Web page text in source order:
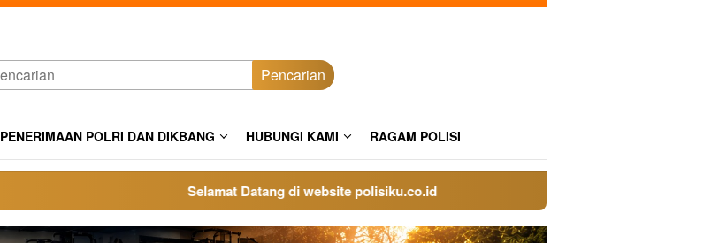
Pencarian
PENERIMAAN POLRI DAN DIKBANG HUBUNGI KAMI RAGAM POLISI
Selamat Datang di website polisiku.co.id